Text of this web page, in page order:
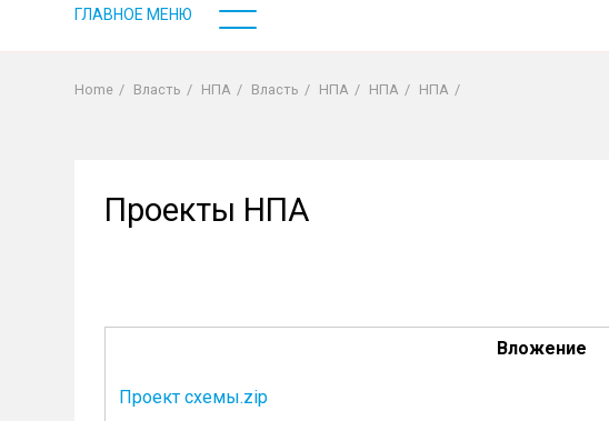
Home / Власть / НПА / Власть / НПА / НПА / НПА /
Проекты НПА
Вложение
Проект схемы.zip